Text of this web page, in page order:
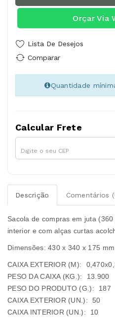
Orçar Via
Lista De Desejos
Comparar
Quantidade
Calcular Frete
Descrição Comentários
Sacola de compras em juta
interior e com alças curtas
Dimensões: 430 x 340 x 175 mm
CAIXA EXTERIOR (M):
PESO DA CAIXA (KG.):
13.900
PESO DO PRODUTO (G.):
187
CAIXA EXTERIOR (UN.):
50
CAIXA INTERIOR (UN.):
10